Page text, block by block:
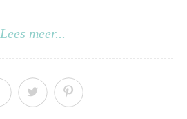
Lees meer...